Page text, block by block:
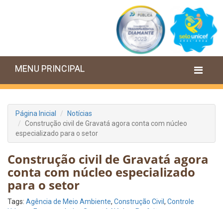
MENU PRINCIPAL
Página Inicial
Notícias
Construção civil de Gravatá agora conta com núcleo
especializado para o setor
Construção civil de Gravatá agora
conta com núcleo especializado
para o setor
Tags: Agência de Meio Ambiente, Construção Civil , Controle